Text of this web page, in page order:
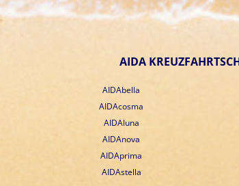
AIDA
AIDAbella
AIDAcosma
AIDAluna
AIDAnova
AIDAprima
AIDAstella